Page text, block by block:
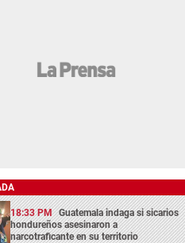
18:33 PM Guatemala indaga si sicarios
hondureños asesinaron a
narcotraficante en su territorio